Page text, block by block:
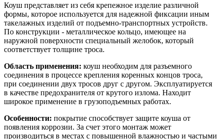
Коуш представляет из себя крепежное изделие различной
формы, которое используется для надежной фиксации иным
такелажных изделий от подъемно-транспортных устройств.
По конструкции - металлическое кольцо, имеющее на
наружной поверхности специальный желобок, который
соответствует толщине троса.
Область применения: коуш необходим для разъемного
соединения в процессе крепления коренных концов троса,
при соединении двух тросов друг с другом. Эксплуатируется
в качестве предохранителя от крутого излома. Находит
широкое применение в грузоподъемных работах.
Особенности: покрытие способствует защите коуша от
появления коррозии. За счет этого монтаж может
производиться в местах с повышенной влажностью и частыми